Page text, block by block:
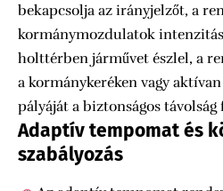
bekapcsolja az irányjelzőt, a
kormánymozdulatok
holttérben járművet észlel, a
a kormánykeréken vagy
pályáját a biztonságos
Adaptív tempomat és
szabályozás